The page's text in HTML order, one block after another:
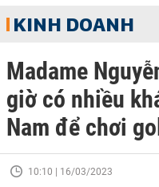
KINH DOANH
Madame
giờ có nhiều
Nam để chơi
10:10 | 16/03/2023